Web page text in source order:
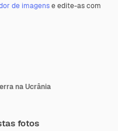
de imagense edite-as com
na Ucrânia
fotos